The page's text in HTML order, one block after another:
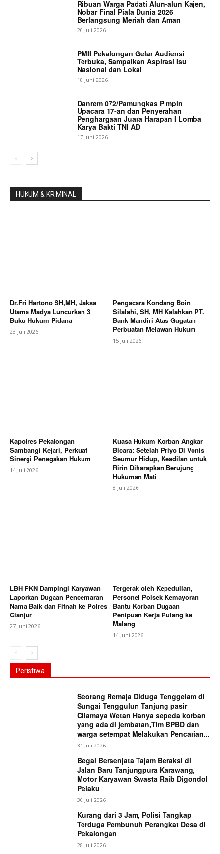
Ribuan Warga Padati Alun-alun Kajen,
Nobar Final Piala Dunia 2026
Berlangsung Meriah dan Aman
20 Juli 2026
PMII Pekalongan Gelar Audiensi
Terbuka, Sampaikan Aspirasi Isu
Nasional dan Lokal
18 Juni 2026
Danrem 072/Pamungkas Pimpin
Upacara 17-an dan Penyerahan
Penghargaan Juara Harapan I Lomba
Karya Bakti TNI AD
17 Juni 2026
HUKUM & KRIMINAL
Dr.Fri Hartono SH,MH, Jaksa
Utama Madya Luncurkan 3
Buku Hukum Pidana
23 Juli 2026
Pengacara Kondang Boin
Silalahi, SH, MH Kalahkan PT.
Bank Mandiri Atas Gugatan
Perbuatan Melawan Hukum
15 Juli 2026
Kapolres Pekalongan
Sambangi Kejari, Perkuat
Sinergi Penegakan Hukum
14 Juli 2026
Kuasa Hukum Korban Angkar
Bicara: Setelah Priyo Di Vonis
Seumur Hidup, Keadilan untuk
Ririn Diharapkan Berujung
Hukuman Mati
8 Juli 2026
LBH PKN Dampingi Karyawan
Laporkan Dugaan Pencemaran
Nama Baik dan Fitnah ke Polres
Cianjur
27 Juni 2026
Tergerak oleh Kepedulian,
Personel Polsek Kemayoran
Bantu Korban Dugaan
Penipuan Kerja Pulang ke
Malang
14 Juni 2026
Peristiwa
Seorang Remaja Diduga Tenggelam di
Sungai Tenggulun Tanjung pasir
Cilamaya Wetan Hanya sepeda korban
yang ada di jembatan,Tim BPBD dan
warga setempat Melakukan Pencarian...
31 Juli 2026
Begal Bersenjata Tajam Beraksi di
Jalan Baru Tanjungpura Karawang,
Motor Karyawan Swasta Raib Digondol
Pelaku
30 Juli 2026
Kurang dari 3 Jam, Polisi Tangkap
Terduga Pembunuh Perangkat Desa di
Pekalongan
28 Juli 2026